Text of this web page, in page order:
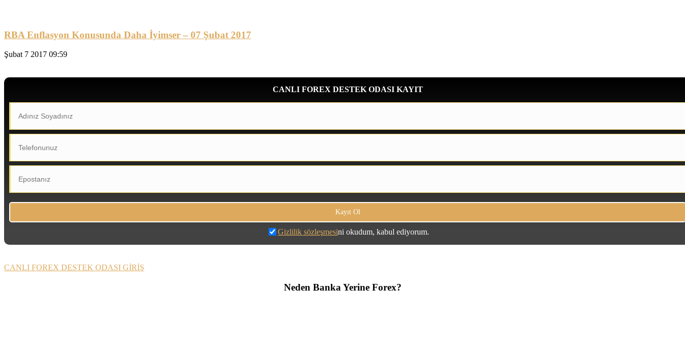
RBA Enflasyon Konusunda Daha İyimser – 07 Şubat 2017
Şubat 7 2017 09:59
CANLI FOREX DESTEK ODASI KAYIT
Gizlilik sözleşmesini okudum, kabul ediyorum.
CANLI FOREX DESTEK ODASI GİRİŞ
Neden Banka Yerine Forex?